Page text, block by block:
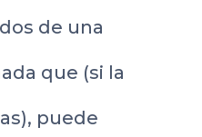
de una
que (si la
puede